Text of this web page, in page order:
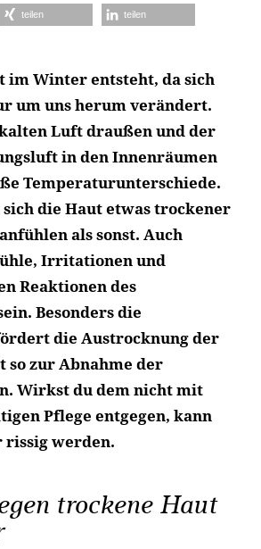
teilen teilen
im Winter entsteht, da sich
um uns herum verändert.
Luft draußen und der
in den Innenräumen
Temperaturunterschiede.
die Haut etwas trockener
als sonst. Auch
Irritationen und
Reaktionen des
Besonders die
die Austrocknung der
so zur Abnahme der
Wirkst du dem nicht mit
Pflege entgegen, kann
rissig werden.
trockene Haut